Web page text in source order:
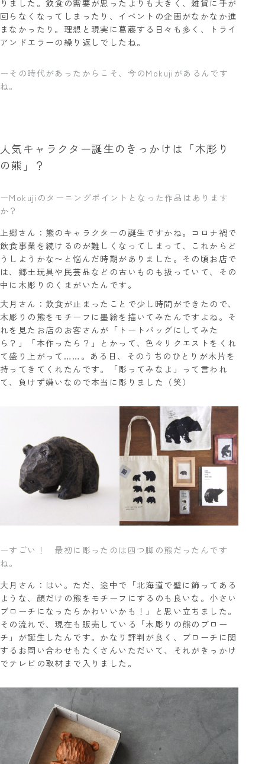
りました。飲食の需要が思ったよりも大きく、雑貨に手が
回らなくなってしまったり、イベントの企画がなかなか進
まなかったり。理想と現実に葛藤する日々も多く、トライ
アンドエラーの繰り返しでしたね。
ーその時代があったからこそ、今のMokujiがあるんです
ね。
人気キャラクター誕生のきっかけは「木彫り
の熊」？
ーMokujiのターニングポイントとなった作品はあります
か？
上郷さん：熊のキャラクターの誕生ですかね。コロナ禍で
飲食事業を続けるのが難しくなってしまって、これからど
うしようかな〜と悩んだ時期がありました。その頃お店で
は、郷土玩具や民芸品などの古いものも扱っていて、その
中に木彫りのくまがいたんです。
大月さん：飲食が止まったことで少し時間ができたので、
木彫りの熊をモチーフに墨絵を描いてみたんですよね。そ
れを見たお店のお客さんが「トートバッグにしてみた
ら？」「本作ったら？」とかって、色々リクエストをくれ
て盛り上がって……。ある日、そのうちのひとりが木片を
持ってきてくれたんです。「彫ってみなよ」って言われ
て、負けず嫌いなので本当に彫りました（笑）
ーすごい！ 最初に彫ったのは四つ脚の熊だったんです
ね。
大月さん：はい。ただ、途中で「北海道で壁に飾ってある
ような、顔だけの熊をモチーフにするのも良いな。小さい
ブローチになったらかわいいかも！」と思い立ちました。
その流れで、現在も販売している「木彫りの熊のブロー
チ」が誕生したんです。かなり評判が良く、ブローチに関
するお問い合わせもたくさんいただいて、それがきっかけ
でテレビの取材まで入りました。